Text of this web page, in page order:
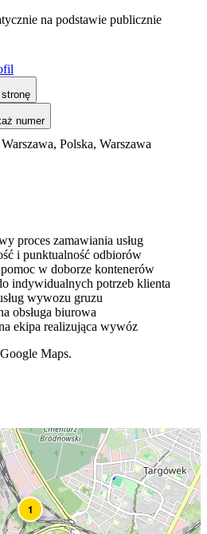
na podstawie publicznie
numer
Polska, Warszawa
proces zamawiania usług
i punktualność odbiorów
w doborze kontenerów
indywidualnych potrzeb klienta
wywozu gruzu
obsługa biurowa
ekipa realizująca wywóz
Maps.
1